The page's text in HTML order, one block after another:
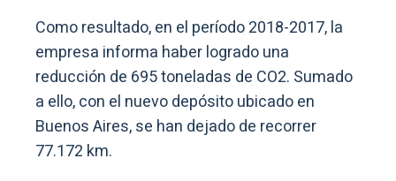
Como resultado, en el período 2018-2017, la
empresa informa haber logrado una
reducción de 695 toneladas de CO2. Sumado
a ello, con el nuevo depósito ubicado en
Buenos Aires, se han dejado de recorrer
77.172 km.